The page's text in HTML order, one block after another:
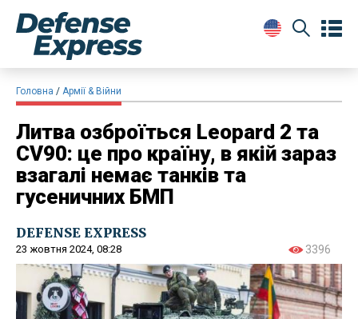
Головна Армії & Війни
Литва озброїться Leopard 2 та
CV90: це про країну, в якій зараз
взагалі немає танків та
гусеничних БМП
DEFENSE EXPRESS
23 жовтня 2024, 08:28 3396